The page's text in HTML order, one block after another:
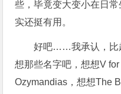
些，毕竟变大变小在日常
实还挺有用。
好吧……我承认，比
想那些名字吧，想想V
Ozymandias，想想The